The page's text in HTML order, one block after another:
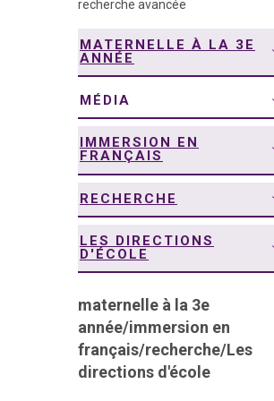
recherche avancée
MATERNELLE À LA 3E
ANNÉE
MÉDIA
IMMERSION EN
FRANÇAIS
RECHERCHE
LES DIRECTIONS
D'ÉCOLE
maternelle à la 3e
année/immersion en
français/recherche/Les
directions d'école